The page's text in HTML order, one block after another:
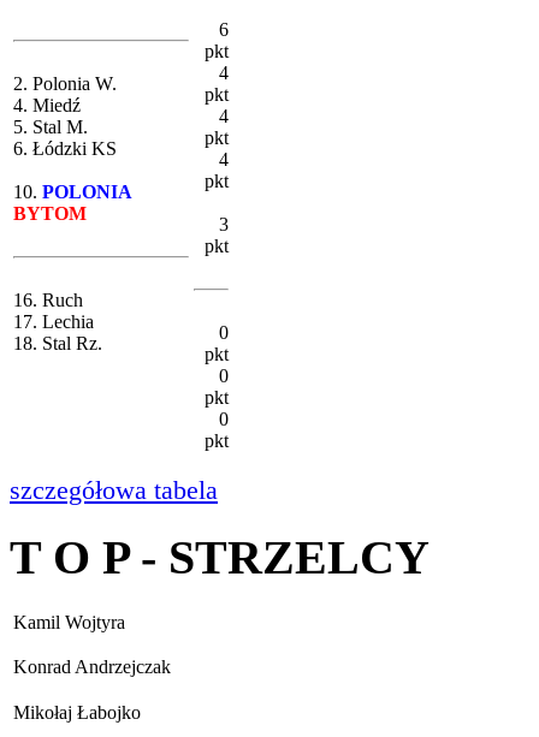
2. Polonia W.
4. Miedź
5. Stal M.
6. Łódzki KS
10. POLONIA
BYTOM
16. Ruch
17. Lechia
18. Stal Rz.
6
pkt
4
pkt
4
pkt
4
pkt
3
pkt
0
pkt
0
pkt
0
pkt
szczegółowa tabela
T O P - STRZELCY
Kamil Wojtyra
Konrad Andrzejczak
Mikołaj Łabojko